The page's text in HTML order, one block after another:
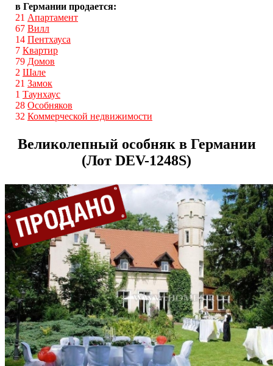
в Германии продается:
21 Апартамент
67 Вилл
14 Пентхауса
7 Квартир
79 Домов
2 Шале
21 Замок
1 Таунхаус
28 Особняков
32 Коммерческой недвижимости
Великолепный особняк в Германии
(Лот DEV-1248S)